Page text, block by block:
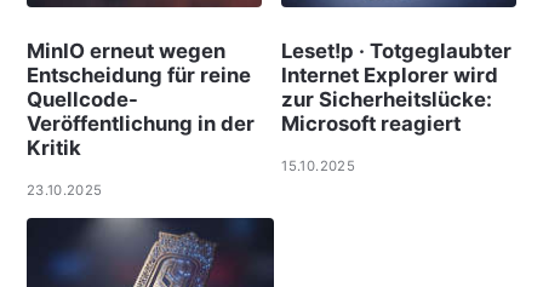
MinIO erneut wegen
Entscheidung für reine
Quellcode-
Veröffentlichung in der
Kritik
23.10.2025
Leset!p · Totgeglaubter
Internet Explorer wird
zur Sicherheitslücke:
Microsoft reagiert
15.10.2025